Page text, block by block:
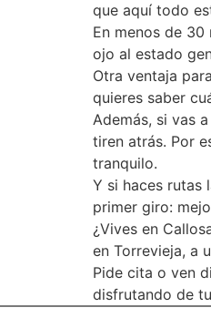
que aquí todo
En menos de
ojo al estado
Otra ventaja
quieres saber
Además, si vas
tiren atrás. Por
tranquilo.
Y si haces rutas
primer giro:
¿Vives en
en Torrevieja, a
Pide cita o ven
disfrutando de